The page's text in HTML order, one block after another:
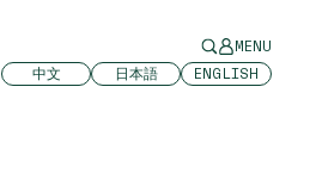
MENU
中文
日本語 ENGLISH